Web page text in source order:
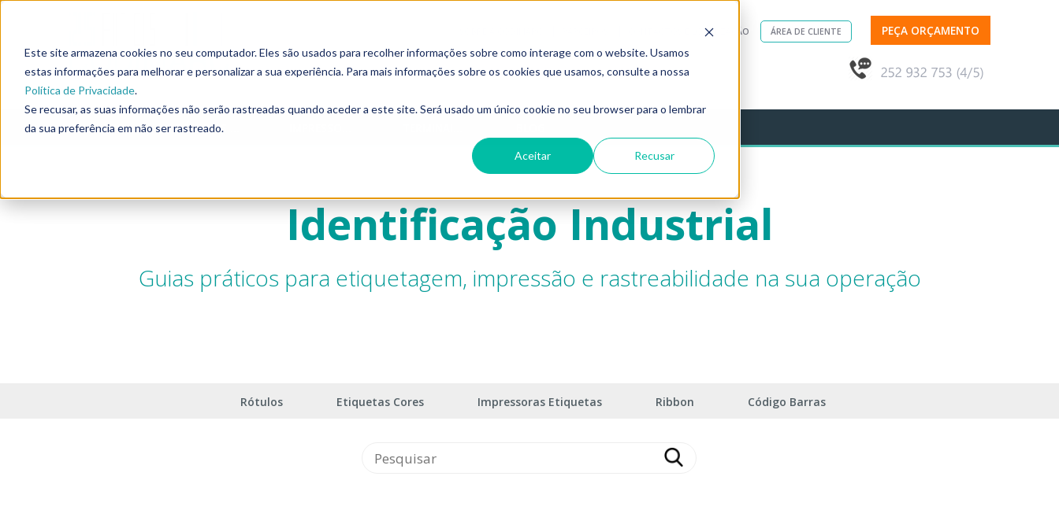
Este site armazena cookies no seu computador. Eles são usados para recolher informações sobre como interage com o website. Usamos
estas informações para melhorar e personalizar a sua experiência. Para mais informações sobre os cookies que usamos, consulte a nossa
Política de Privacidade.
Se recusar, as suas informações não serão rastreadas quando aceder a este site. Será usado um único cookie no seu browser para o lembrar
da sua preferência em não ser rastreado.
Aceitar Recusar
CONTACTOS E LOCALIZAÇÃO ÁREA DE CLIENTE PEÇA ORÇAMENTO
INÍCIO
Identificação Industrial
Guias práticos para etiquetagem, impressão e rastreabilidade na sua operação
Rótulos Etiquetas Cores Impressoras Etiquetas Ribbon Código Barras